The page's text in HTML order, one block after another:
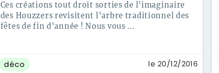
Ces créations tout droit sorties de l'imaginaire
des Houzzers revisitent l'arbre traditionnel des
fêtes de fin d'année ! Nous vous ...
déco le 20/12/2016